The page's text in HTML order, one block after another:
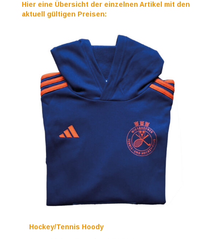
Hier eine Übersicht der einzelnen Artikel mit den
aktuell gültigen Preisen:
Hockey/Tennis Hoody